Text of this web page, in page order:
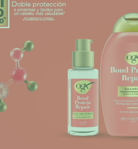
.
6.
8.
9.
10.